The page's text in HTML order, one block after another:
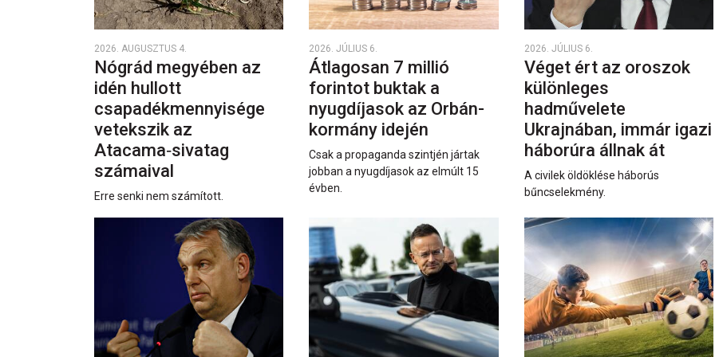
2026. AUGUSZTUS 4.
Nógrád megyében az
idén hullott
csapadékmennyisége
vetekszik az
Atacama‑sivatag
számaival
Erre senki nem számított.
2026. JÚLIUS 6.
Átlagosan 7 millió
forintot buktak a
nyugdíjasok az Orbán-
kormány idején
Csak a propaganda szintjén jártak
jobban a nyugdíjasok az elmúlt 15
évben.
2026. JÚLIUS 6.
Véget ért az oroszok
különleges
hadművelete
Ukrajnában, immár igazi
háborúra állnak át
A civilek öldöklése háborús
bűncselekmény.